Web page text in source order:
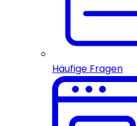
Häufige Fragen